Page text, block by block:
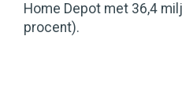
Home Depot met 36,4
procent).